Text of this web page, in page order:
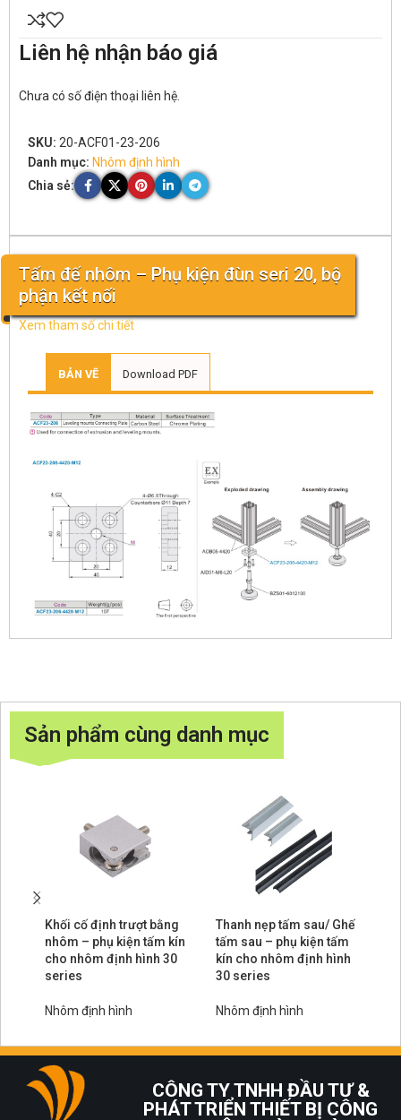
Tấm đế nhôm – Phụ kiện đùn seri 20, bộ
phận kết nối
Xem tham số chi tiết
BẢN VẼ Download PDF
Liên hệ nhận báo giá
Chưa có số điện thoại liên hệ.
SKU: 20-ACF01-23-206
Danh mục: Nhôm định hình
Chia sẻ:
Sản phẩm cùng danh mục
Khối cố định trượt bằng
nhôm – phụ kiện tấm kín
cho nhôm định hình 30
series
Nhôm định hình
Thanh nẹp tấm sau/ Ghế
tấm sau – phụ kiện tấm
kín cho nhôm định hình
30 series
Nhôm định hình
CÔNG TY TNHH ĐẦU TƯ &
PHÁT TRIỂN THIẾT BỊ CÔNG